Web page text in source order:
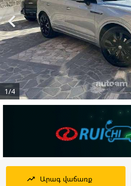
1/4

trending_up Արագ վաճառք